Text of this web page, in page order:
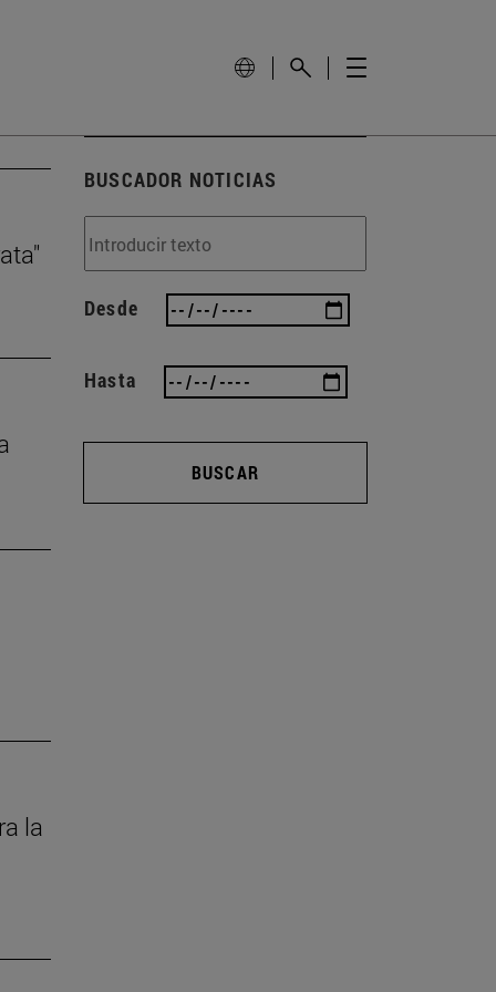
la
BUSCADOR NOTICIAS
Desde
Hasta
BUSCAR